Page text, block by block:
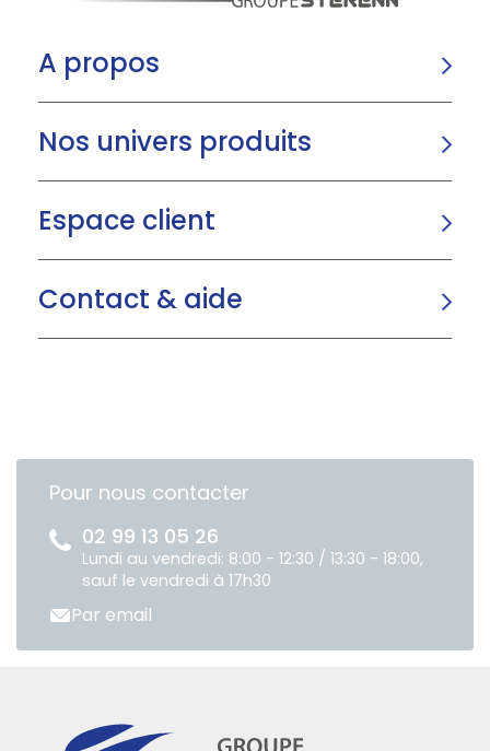
A propos
Nos univers produits
Espace client
Contact & aide
Pour nous contacter
02 99 13 05 26
Lundi au vendredi: 8:00 - 12:30 / 13:30 - 18:00,
sauf le vendredi à 17h30
Par email